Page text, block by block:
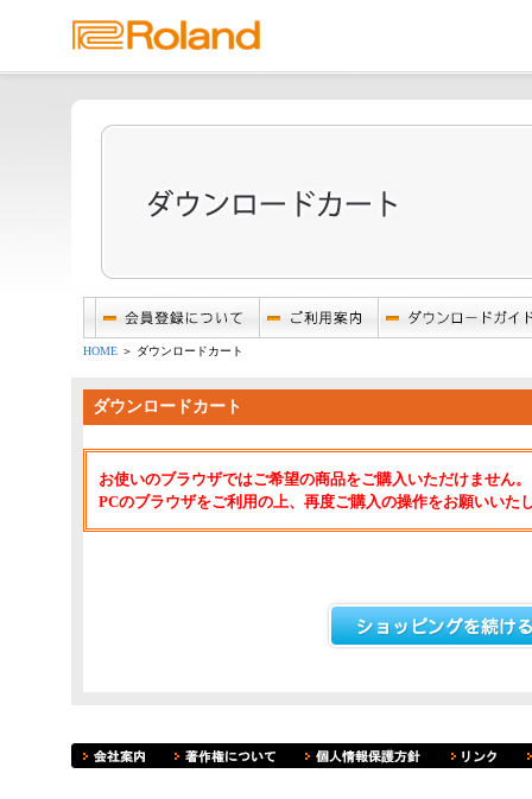
HOME ＞ ダウンロードカート
ダウンロードカート
お使いのブラウザではご希望の商品をご購入いただけません。
PCのブラウザをご利用の上、再度ご購入の操作をお願いいた